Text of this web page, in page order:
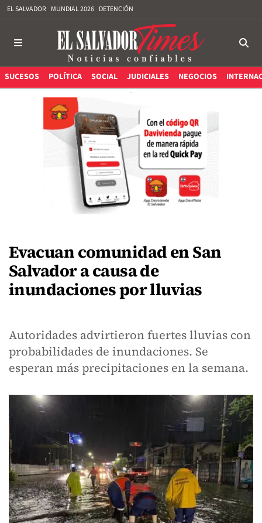
EL SALVADOR MUNDIAL 2026 DETENCIÓN
SUCESOS POLÍTICA SOCIAL JUDICIALES NEGOCIOS
Evacuan comunidad en San
Salvador a causa de
inundaciones por lluvias
Autoridades advirtieron fuertes lluvias con
probabilidades de inundaciones. Se
esperan más precipitaciones en la semana.